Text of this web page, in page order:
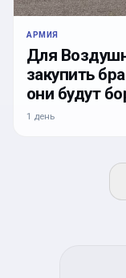
АРМИЯ
Для
закупить
они будут
1 день